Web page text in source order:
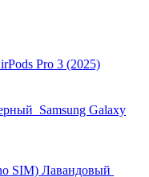
Pro 3 (2025)
Samsung Galaxy